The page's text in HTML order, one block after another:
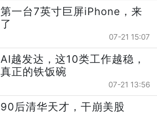
第一台7英寸巨屏iPhone，来
了
07-21 15:07
AI越发达，这10类工作越稳，
真正的铁饭碗
07-21 13:56
90后清华天才，干崩美股